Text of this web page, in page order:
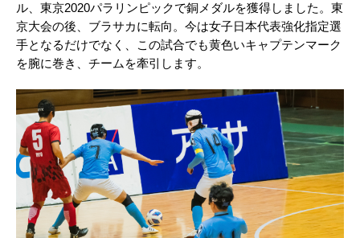
ル、東京2020パラリンピックで銅メダルを獲得しました。東
京大会の後、ブラサカに転向。今は女子日本代表強化指定選
手となるだけでなく、この試合でも黄色いキャプテンマーク
を腕に巻き、チームを牽引します。